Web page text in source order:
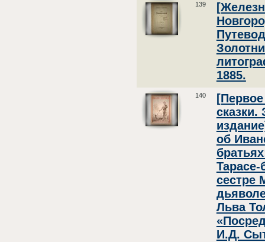
139
1885.
140
сказки.
об
сестре
Льва
И.Д.